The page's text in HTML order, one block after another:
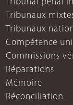
Tribunal pénal
Tribunaux
Tribunaux
Compétence
Commissions
Réparations
Mémoire
Réconciliation